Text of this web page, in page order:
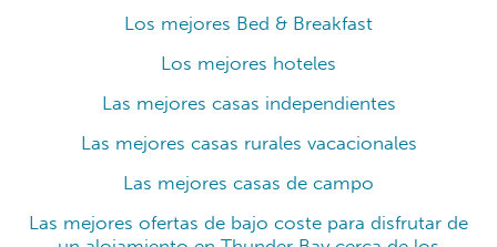
Los mejores Bed & Breakfast
Los mejores hoteles
Las mejores casas independientes
Las mejores casas rurales vacacionales
Las mejores casas de campo
Las mejores ofertas de bajo coste para disfrutar de